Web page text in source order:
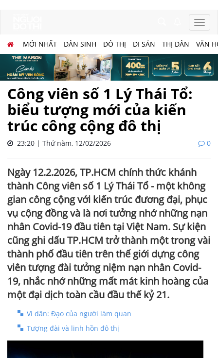
MỚI NHẤT DÂN SINH ĐÔ THỊ DI SẢN THỊ DÂN VĂN
Công viên số 1 Lý Thái Tổ:
biểu tượng mới của kiến
trúc công cộng đô thị
23:20 | Thứ năm, 12/02/2026 0
Ngày 12.2.2026, TP.HCM chính thức khánh
thành Công viên số 1 Lý Thái Tổ - một không
gian công cộng với kiến trúc đương đại, phục
vụ cộng đồng và là nơi tưởng nhớ những nạn
nhân Covid-19 đầu tiên tại Việt Nam. Sự kiện
cũng ghi dấu TP.HCM trở thành một trong vài
thành phố đầu tiên trên thế giới dựng công
viên tượng đài tưởng niệm nạn nhân Covid-
19, nhắc nhớ những mất mát kinh hoàng của
một đại dịch toàn cầu đầu thế kỷ 21.
Vì dân: Đạo của người làm quan
Tượng đài và linh hồn đô thị